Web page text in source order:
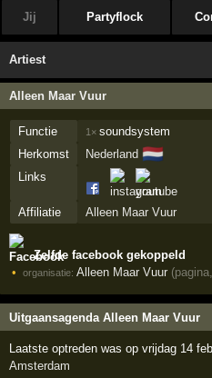
Jij Partyflock
Artiest
Alleen Maar Vuur
Functie 1× soundsystem
Herkomst
Nederland 🇳🇱
Links
Affiliatie Alleen Maar Vuur
Zelfde facebook gekoppeld
organisatie: Alleen Maar Vuur
Uitgaansagenda Alleen Maar Vuur
Laatste optreden was op vrijdag 14
Amsterdam